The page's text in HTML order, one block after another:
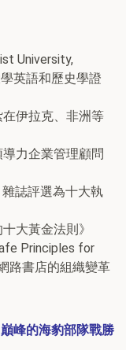
University,
英語和歷史學證
伊拉克、非洲等
力企業管理顧問
誌評選為十大執
大黃金法則》
Principles for
路書店的組織變革
峰的海豹部隊戰勝